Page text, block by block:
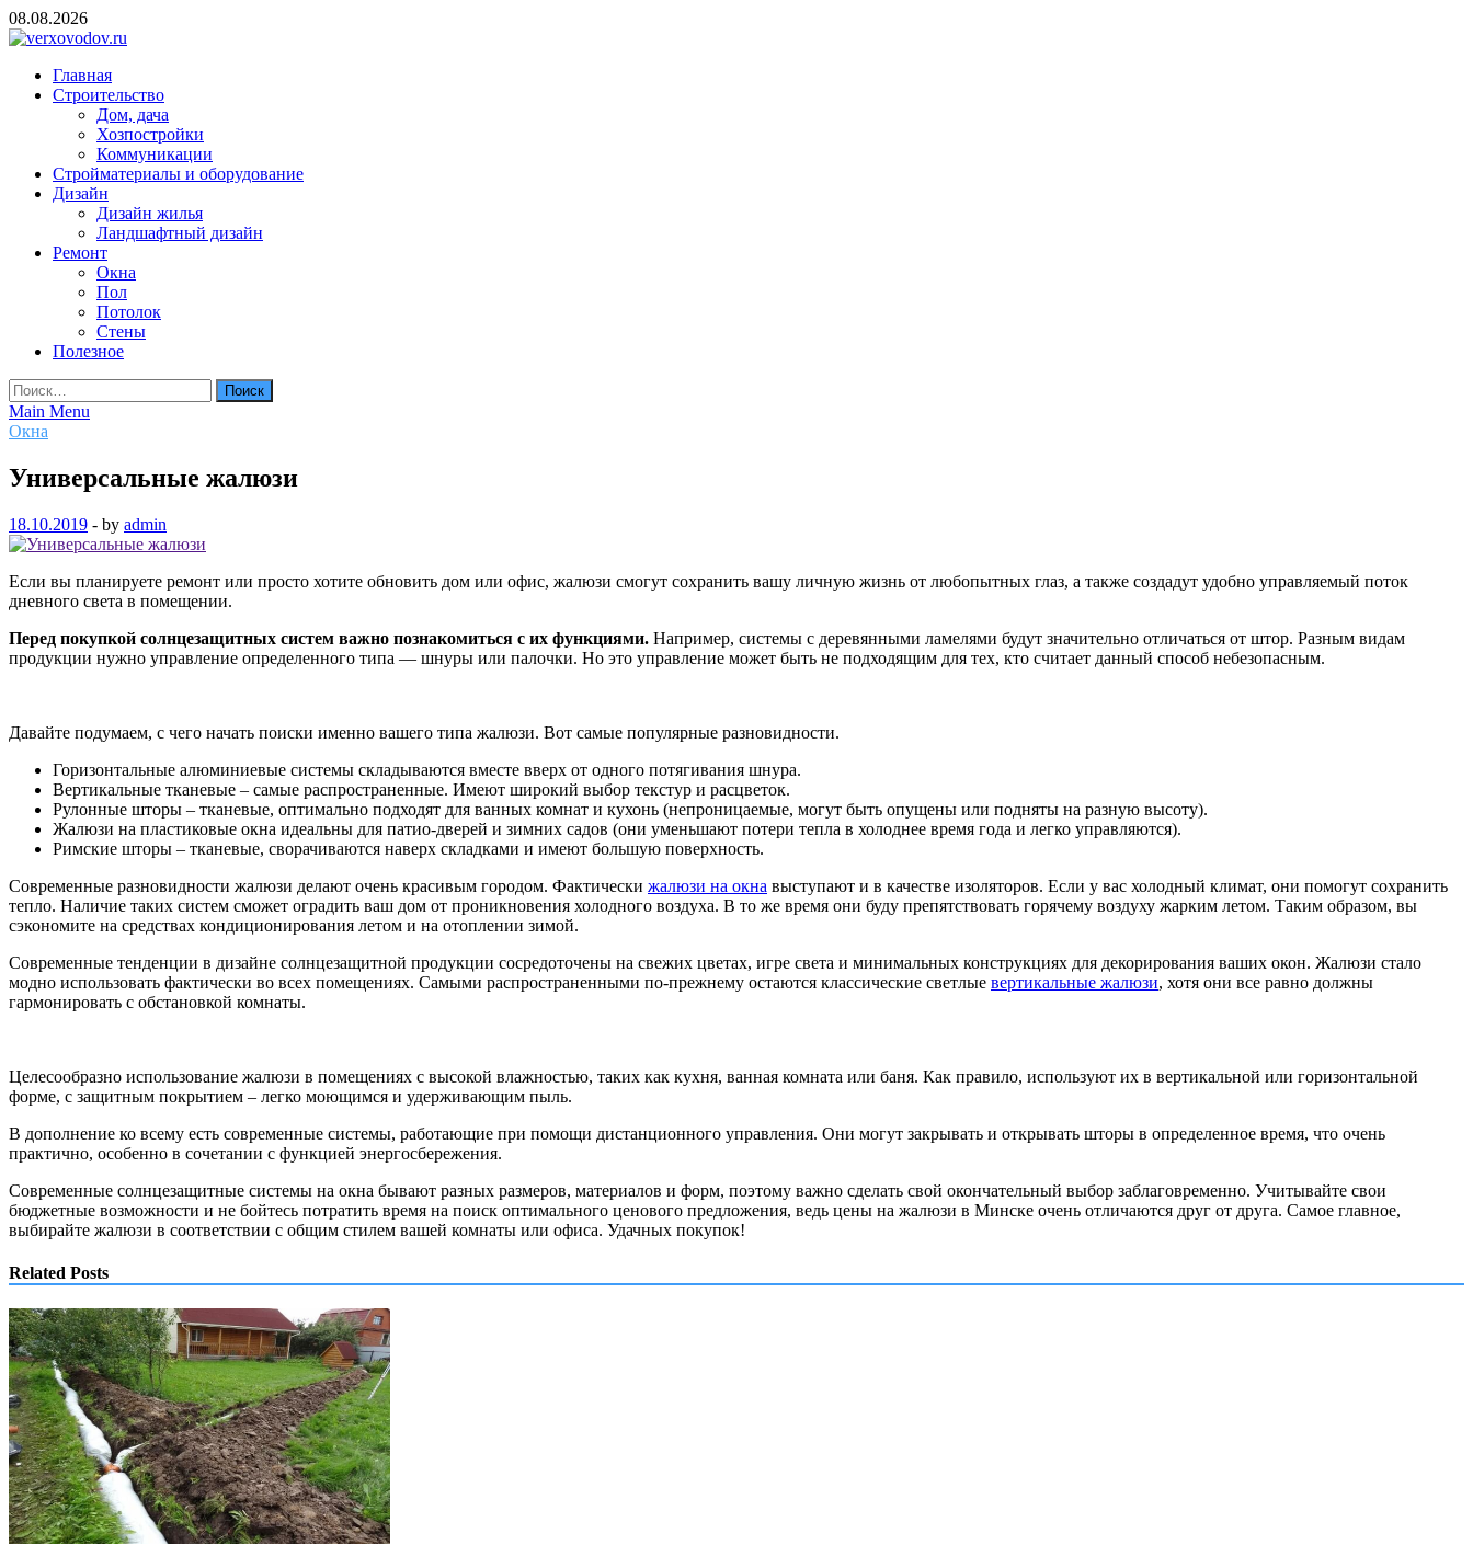
Skip
to
08.08.2026
verxovodov.ru
Ремонт и строительство
Главная
Строительство
Дом, дача
Хозпостройки
Коммуникации
Стройматериалы и оборудование
Дизайн
Дизайн жилья
Ландшафтный дизайн
Ремонт
Окна
Пол
Потолок
Стены
Полезное
Найти:
Main Menu
Окна
Универсальные жалюзи
18.10.2019 - by admin
Если вы планируете ремонт или просто хотите обновить дом или офис, жалюзи смогут сохранить вашу личную жизнь от любопытных глаз, а также создадут удобно управляемый поток
дневного света в помещении.
Перед покупкой солнцезащитных систем важно познакомиться с их функциями. Например, системы с деревянными ламелями будут значительно отличаться от штор. Разным видам
продукции нужно управление определенного типа — шнуры или палочки. Но это управление может быть не подходящим для тех, кто считает данный способ небезопасным.
Давайте подумаем, с чего начать поиски именно вашего типа жалюзи. Вот самые популярные разновидности.
Горизонтальные алюминиевые системы складываются вместе вверх от одного потягивания шнура.
Вертикальные тканевые – самые распространенные. Имеют широкий выбор текстур и расцветок.
Рулонные шторы – тканевые, оптимально подходят для ванных комнат и кухонь (непроницаемые, могут быть опущены или подняты на разную высоту).
Жалюзи на пластиковые окна идеальны для патио-дверей и зимних садов (они уменьшают потери тепла в холоднее время года и легко управляются).
Римские шторы – тканевые, сворачиваются наверх складками и имеют большую поверхность.
Современные разновидности жалюзи делают очень красивым городом. Фактически жалюзи на окна выступают и в качестве изоляторов. Если у вас холодный климат, они помогут сохранить
тепло. Наличие таких систем сможет оградить ваш дом от проникновения холодного воздуха. В то же время они буду препятствовать горячему воздуху жарким летом. Таким образом, вы
сэкономите на средствах кондиционирования летом и на отоплении зимой.
Современные тенденции в дизайне солнцезащитной продукции сосредоточены на свежих цветах, игре света и минимальных конструкциях для декорирования ваших окон. Жалюзи стало
модно использовать фактически во всех помещениях. Самыми распространенными по-прежнему остаются классические светлые вертикальные жалюзи, хотя они все равно должны
гармонировать с обстановкой комнаты.
Целесообразно использование жалюзи в помещениях с высокой влажностью, таких как кухня, ванная комната или баня. Как правило, используют их в вертикальной или горизонтальной
форме, с защитным покрытием – легко моющимся и удерживающим пыль.
В дополнение ко всему есть современные системы, работающие при помощи дистанционного управления. Они могут закрывать и открывать шторы в определенное время, что очень
практично, особенно в сочетании с функцией энергосбережения.
Современные солнцезащитные системы на окна бывают разных размеров, материалов и форм, поэтому важно сделать свой окончательный выбор заблаговременно. Учитывайте свои
бюджетные возможности и не бойтесь потратить время на поиск оптимального ценового предложения, ведь цены на жалюзи в Минске очень отличаются друг от друга. Самое главное,
выбирайте жалюзи в соответствии с общим стилем вашей комнаты или офиса. Удачных покупок!
Related Posts